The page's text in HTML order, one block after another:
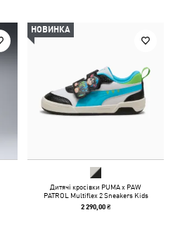
НОВИНКА
Дитячі кросівки PUMA x PAW
PATROL Multiflex 2 Sneakers Kids
2 290,00 ₴